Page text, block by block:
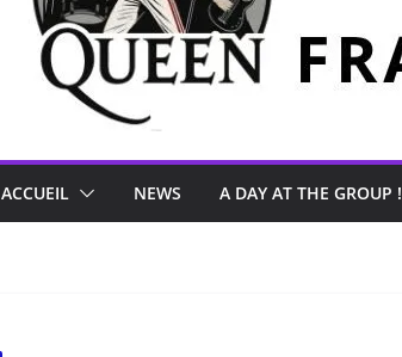
ACCUEIL NEWS A DAY AT THE GROUP !